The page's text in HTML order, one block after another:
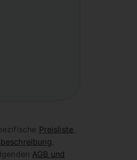
Preisliste,
,
AGB und